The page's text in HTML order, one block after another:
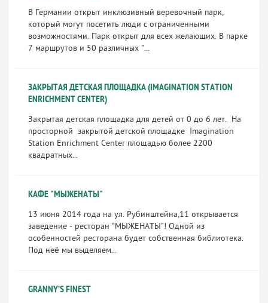
В Германии открыт инклюзивный веревочный парк,
который могут посетить люди с ограниченными
возможностями. Парк открыт для всех желающих. В парке
7 маршрутов и 50 различных "...
ЗАКРЫТАЯ ДЕТСКАЯ ПЛОЩАДКА (IMAGINATION STATION
ENRICHMENT CENTER)
Закрытая детская площадка для детей от 0 до 6 лет. На
просторной закрытой детской площадке Imagination
Station Enrichment Center площадью более 2200
квадратных...
КАФЕ "МЫЖЕНАТЫ"
13 июня 2014 года на ул. Рубинштейна,11 открывается
заведение - ресторан "МЫЖЕНАТЫ"! Одной из
особенностей ресторана будет собственная библиотека.
Под неё мы выделяем...
GRANNY’S FINEST